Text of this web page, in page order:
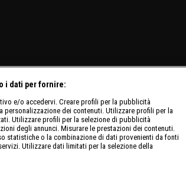
i dati per fornire:
e/o accedervi. Creare profili per la pubblicità
personalizzazione dei contenuti. Utilizzare profili per la
Utilizzare profili per la selezione di pubblicità
degli annunci. Misurare le prestazioni dei contenuti.
statistiche o la combinazione di dati provenienti da fonti
Utilizzare dati limitati per la selezione della